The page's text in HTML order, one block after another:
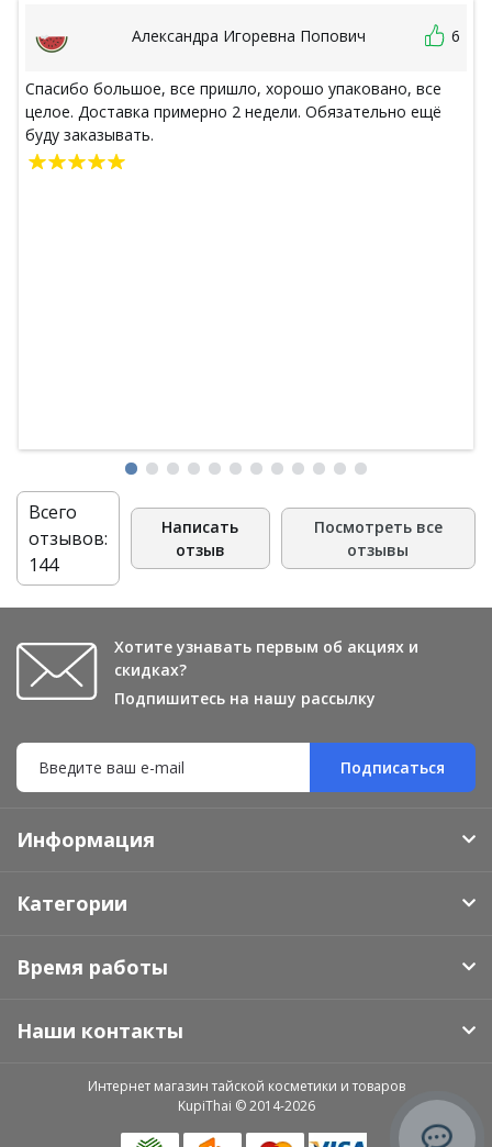
Александра Игоревна Попович 6
Спасибо большое, все пришло, хорошо упаковано, все
целое. Доставка примерно 2 недели. Обязательно ещё
буду заказывать.
Всего
отзывов:
144
Написать
отзыв
Посмотреть все
отзывы
Хотите узнавать первым об акциях и
скидках?
Подпишитесь на нашу рассылку
Подписаться
Информация
Категории
Время работы
Наши контакты
Интернет магазин тайской косметики и товаров
KupiThai © 2014-2026